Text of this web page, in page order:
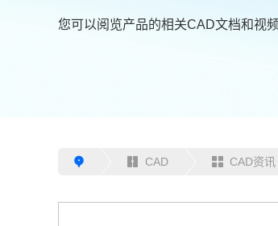
您可以阅览产品的相关CAD文档和视
CAD CAD资讯